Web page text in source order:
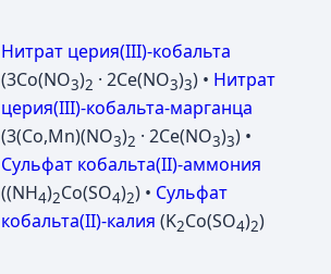
Нитрат церия(III)-кобальта
(3Co(NO3)2 · 2Ce(NO3)3) • Нитрат
церия(III)-кобальта-марганца
(3(Co,Mn)(NO3)2 · 2Ce(NO3)3) •
Сульфат кобальта(II)-аммония
((NH4)2Co(SO4)2) • Сульфат
кобальта(II)-калия (K2Co(SO4)2)